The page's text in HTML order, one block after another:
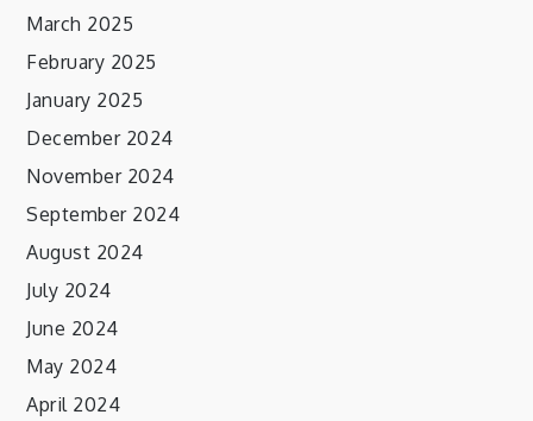
March 2025
February 2025
January 2025
December 2024
November 2024
September 2024
August 2024
July 2024
June 2024
May 2024
April 2024